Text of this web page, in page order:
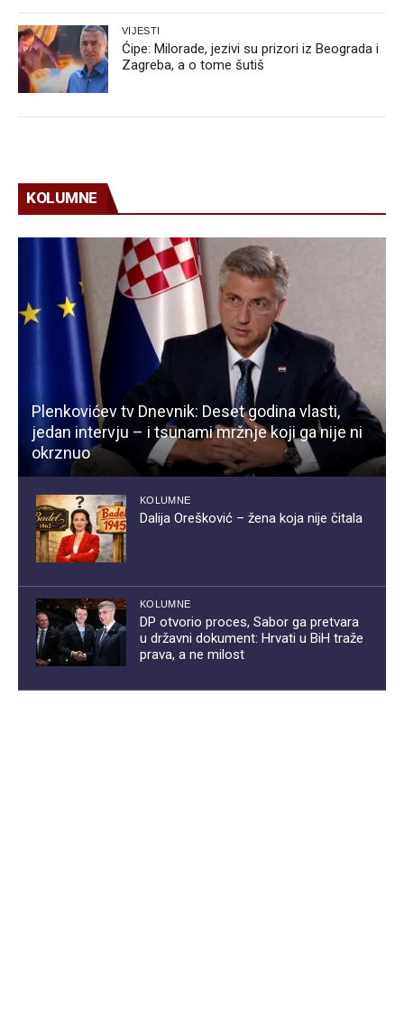
VIJESTI
Ćipe: Milorade, jezivi su prizori iz Beograda i
Zagreba, a o tome šutiš
KOLUMNE
Plenkovićev tv Dnevnik: Deset godina vlasti,
jedan intervju – i tsunami mržnje koji ga nije ni
okrznuo
KOLUMNE
Dalija Orešković – žena koja nije čitala
KOLUMNE
DP otvorio proces, Sabor ga pretvara
u državni dokument: Hrvati u BiH traže
prava, a ne milost